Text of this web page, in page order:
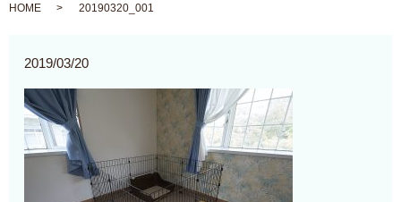
HOME 20190320_001
2019/03/20